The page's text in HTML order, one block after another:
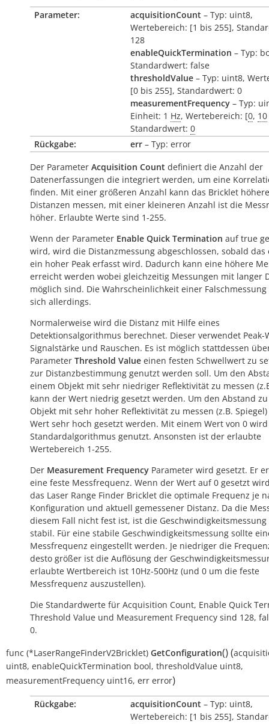
Parameter: acquisitionCount – Typ: uint8,
Wertebereich: [1 bis 255],
128
enableQuickTermination – Typ:
Standardwert: false
thresholdValue – Typ: uint8,
[0 bis 255], Standardwert: 0
measurementFrequency – Typ:
Einheit: 1 Hz, Wertebereich: [0, 10
Standardwert: 0
Rückgabe:
err – Typ: error
Der Parameter Acquisition Count definiert die Anzahl der
Datenerfassungen die integriert werden, um eine
finden. Mit einer größeren Anzahl kann das Bricklet höhere
Distanzen messen, mit einer kleineren Anzahl ist die
höher. Erlaubte Werte sind 1-255.
Wenn der Parameter Enable Quick Termination auf true
wird, wird die Distanzmessung abgeschlossen, sobald das
ein hoher Peak erfasst wird. Dadurch kann eine höhere
erreicht werden wobei gleichzeitig Messungen mit langer
möglich sind. Die Wahrscheinlichkeit einer
sich allerdings.
Normalerweise wird die Distanz mit Hilfe eines
Detektionsalgorithmus berechnet. Dieser verwendet Peak-
Signalstärke und Rauschen. Es ist möglich stattdessen
Parameter Threshold Value einen festen Schwellwert zu
zur Distanzbestimmung genutzt werden soll. Um den
einem Objekt mit sehr niedriger Reflektivität zu messen
kann der Wert niedrig gesetzt werden. Um den Abstand
Objekt mit sehr hoher Reflektivität zu messen (z.B.
Wert sehr hoch gesetzt werden. Mit einem Wert von 0
Standardalgorithmus genutzt. Ansonsten ist der erlaubte
Wertebereich 1-255.
Der Measurement Frequency Parameter wird gesetzt. Er
eine feste Messfrequenz. Wenn der Wert auf 0 gesetzt
das Laser Range Finder Bricklet die optimale Frequenz je
Konfiguration und aktuell gemessener Distanz. Da die
diesem Fall nicht fest ist, ist die
stabil. Für eine stabile Geschwindigkeitsmessung sollte
Messfrequenz eingestellt werden. Je niedriger die
desto größer ist die Auflösung der
erlaubte Wertbereich ist 10Hz-500Hz (und 0 um die feste
Messfrequenz auszustellen).
Die Standardwerte für Acquisition Count, Enable Quick
Threshold Value und Measurement Frequency sind 128,
0.
func (*LaserRangeFinderV2Bricklet) GetConfiguration()(
uint8, enableQuickTermination bool, thresholdValue uint8,
measurementFrequency uint16, err error)
Rückgabe: acquisitionCount – Typ: uint8,
Wertebereich: [1 bis 255],